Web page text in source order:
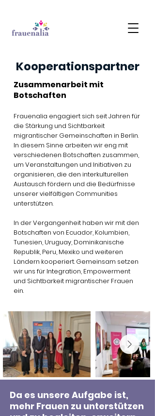
Kooperationspartner
Zusammenarbeit mit
Botschaften
Frauenalia engagiert sich seit Jahren für
die Stärkung und Sichtbarkeit
migrantischer Gemeinschaften in Berlin.
In diesem Sinne arbeiten wir eng mit
verschiedenen Botschaften zusammen,
um Veranstaltungen und Initiativen zu
organisieren, die den interkulturellen
Austausch fördern und die Bedürfnisse
unserer vielfältigen Communities
unterstützen.
In der Vergangenheit haben wir mit den
Botschaften von Ecuador, Kolumbien,
Tunesien, Uruguay, Dominikanische
Republik, Peru, Mexiko und weiteren
Ländern kooperiert. Gemeinsam setzen
wir uns für Integration, Empowerment
und Sichtbarkeit migrantischer Frauen
ein.
Da es unsere Aufgabe ist,
mehr Frauen zu unterstützen